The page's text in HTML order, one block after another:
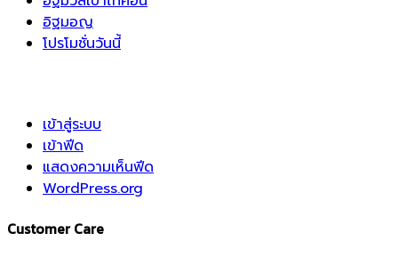
อิฐมอญ
โปรโมชั่นวันนี้
เข้าสู่ระบบ
เข้าฟีด
แสดงความเห็นฟีด
WordPress.org
Customer Care